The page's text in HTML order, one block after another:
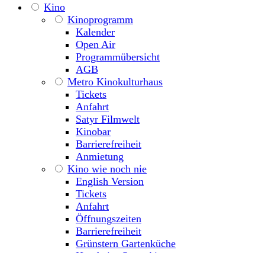
Kino
Kinoprogramm
Kalender
Open Air
Programmübersicht
AGB
Metro Kinokulturhaus
Tickets
Anfahrt
Satyr Filmwelt
Kinobar
Barrierefreiheit
Anmietung
Kino wie noch nie
English Version
Tickets
Anfahrt
Öffnungszeiten
Barrierefreiheit
Grünstern Gartenküche